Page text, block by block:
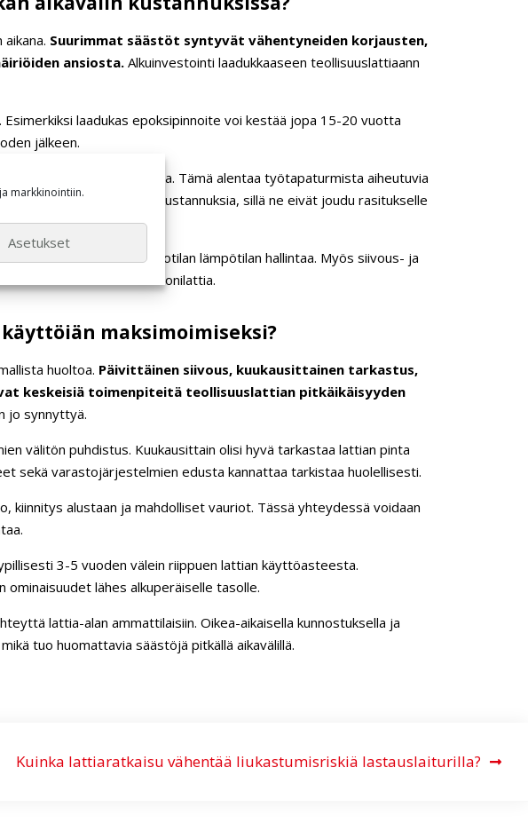
markkinointiin.
Asetukset
Suurimmat säästöt syntyvät vähentyneiden korjausten,
ansiosta.Alkuinvestointi laadukkaaseen teollisuuslattiaann
laadukas epoksipinnoite voi kestää jopa 15-20 vuotta
jälkeen.
tuotantotiloissa. Tämä alentaa työtapaturmista aiheutuvia
muiden koneiden huoltokustannuksia, sillä ne eivät joudu rasitukselle
ja helpottaa tuotantotilan lämpötilan hallintaa. Myös siivous- ja
kuin huokoinen betonilattia.
maksimoimiseksi?
huoltoa. Päivittäinen siivous, kuukausittainen tarkastus,
keskeisiä toimenpiteitä teollisuuslattian pitkäikäisyyden
jo synnyttyä.
välitön puhdistus. Kuukausittain olisi hyvä tarkastaa lattian pinta
sekä varastojärjestelmien edusta kannattaa tarkistaa huolellisesti.
alustaan ja mahdolliset vauriot. Tässä yhteydessä voidaan
3-5 vuoden välein riippuen lattian käyttöasteesta.
lähes alkuperäiselle tasolle.
lattia-alan ammattilaisiin. Oikea-aikaisella kunnostuksella ja
tuo huomattavia säästöjä pitkällä aikavälillä.
Kuinka lattiaratkaisu vähentää liukastumisriskiä lastauslaiturilla?